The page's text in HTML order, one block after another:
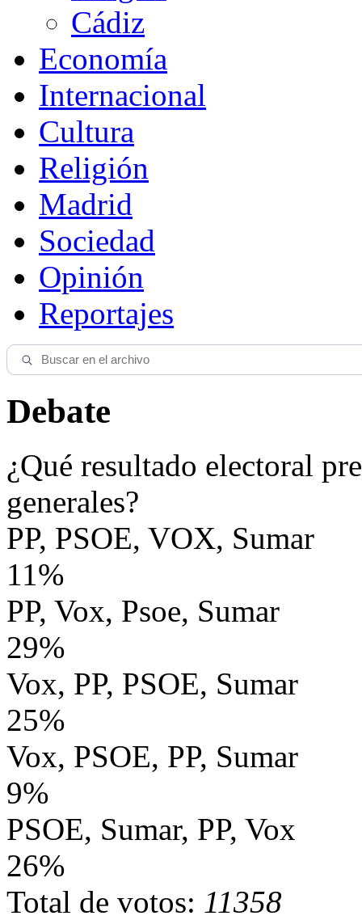
Cádiz
Economía
Internacional
Cultura
Religión
Madrid
Sociedad
Opinión
Reportajes
Debate
¿Qué resultado electoral
generales?
PP, PSOE, VOX, Sumar
11%
PP, Vox, Psoe, Sumar
29%
Vox, PP, PSOE, Sumar
25%
Vox, PSOE, PP, Sumar
9%
PSOE, Sumar, PP, Vox
26%
Total de votos: 11358